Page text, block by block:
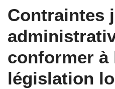
Contraintes
conformer à
législation